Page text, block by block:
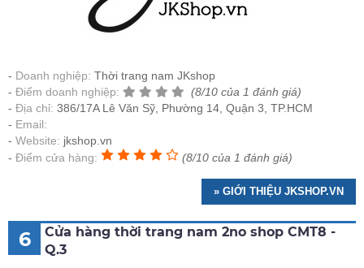
Doanh nghiệp: Thời trang nam JKshop
Điểm doanh nghiệp:
(8/10 của 1 đánh giá)
Địa chỉ: 386/17A Lê Văn Sỹ, Phường 14, Quận 3, TP.HCM
Email:
Website: jkshop.vn
Điểm cửa hàng:
(8/10 của 1 đánh giá)
» GIỚI THIỆU JKSHOP.VN
6
Cửa hàng thời trang nam 2no shop CMT8 -
Q.3